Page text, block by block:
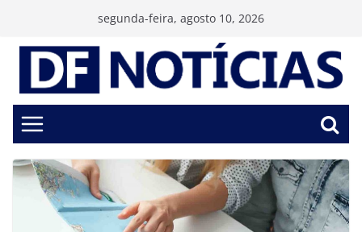
conteúdo
segunda-feira, agosto 10, 2026